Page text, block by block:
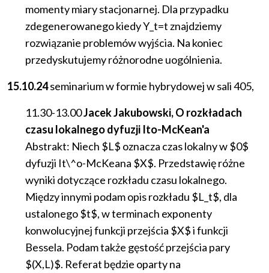
momenty miary stacjonarnej. Dla przypadku
zdegenerowanego kiedy Y_t=t znajdziemy
rozwiązanie problemów wyjścia. Na koniec
przedyskutujemy różnorodne uogólnienia.
15.10.24seminariumwformie hybrydowejwsali405,
11.30-13.00Jacek Jakubowski, O rozkładach
czasu lokalnego dyfuzji Ito-McKean'a
Abstrakt: Niech $L$ oznacza czas lokalny w $0$
dyfuzji It\^o-McKeana $X$. Przedstawię różne
wyniki dotyczące rozkładu czasu lokalnego.
Między innymi podam opis rozkładu $L_t$, dla
ustalonego $t$, w terminach exponenty
konwolucyjnej funkcji przejścia $X$ i funkcji
Bessela. Podam także gęstość przejścia pary
$(X,L)$. Referat będzie oparty na